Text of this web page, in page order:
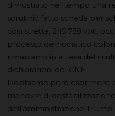
dimostrato nel tempo una
scrutinio fatto scheda per
così stretta, 245.738 voti,
processo democratico
rimaniamo in attesa del
dichiarazioni del CNE.
Dobbiamo però esprimere
manovre di
dell’amministrazione Trump